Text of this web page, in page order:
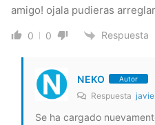
amigo! ojala pudieras
0 0 Respuesta
NEKO Autor
Respuesta
Se ha cargado